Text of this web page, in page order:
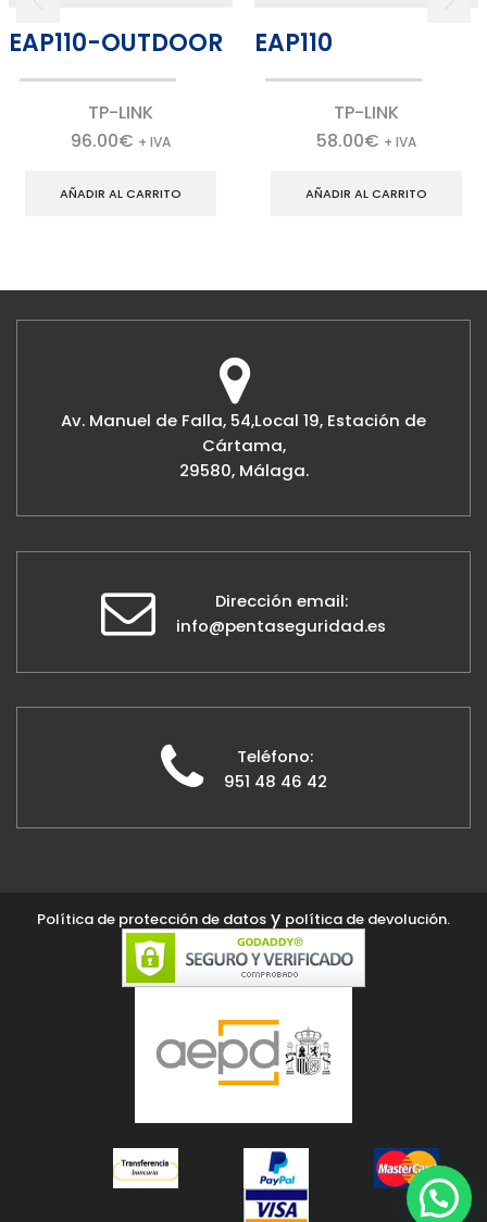
EAP110-OUTDOOR
TP-LINK
96.00€ + IVA
AÑADIR AL CARRITO
EAP110
TP-LINK
58.00€ + IVA
AÑADIR AL CARRITO
Av. Manuel de Falla, 54,Local 19, Estación de
Cártama,
29580, Málaga.
Dirección email:
info@pentaseguridad.es
Teléfono:
951 48 46 42
Política de protección de datos y política de devolución.